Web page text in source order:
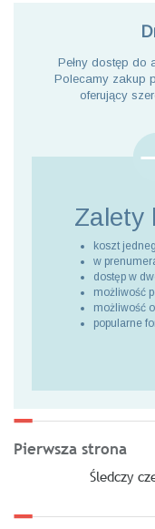
Pełny dostęp do
Polecamy zakup
oferujący
Zalety
koszt
w
dostęp w
możliwość
możliwość
popularne
Pierwsza strona
Śledczy